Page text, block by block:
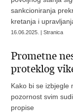
sankcioniranja
kretanja i
16.06.2025. | Stranica
Prometne
proteklog
Kako bi se izbjegle
pozornost svim
propise